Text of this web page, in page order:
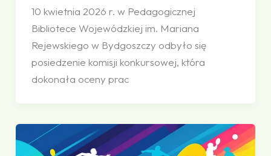
10 kwietnia 2026 r. w Pedagogicznej
Bibliotece Wojewódzkiej im. Mariana
Rejewskiego w Bydgoszczy odbyło się
posiedzenie komisji konkursowej, która
dokonała oceny prac